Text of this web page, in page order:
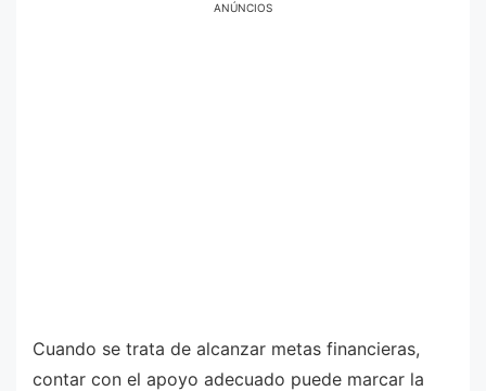
ANÚNCIOS
Cuando se trata de alcanzar metas financieras,
contar con el apoyo adecuado puede marcar la